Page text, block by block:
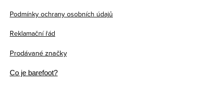
Podmínky ochrany osobních údajů
Reklamační řád
Prodávané značky
Co je barefoot?